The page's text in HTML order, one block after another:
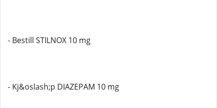
- Bestill STILNOX 10 mg
- Kj&oslash;p DIAZEPAM 10 mg